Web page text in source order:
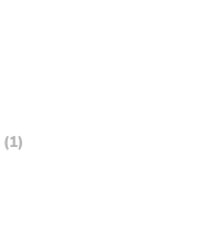
(1)